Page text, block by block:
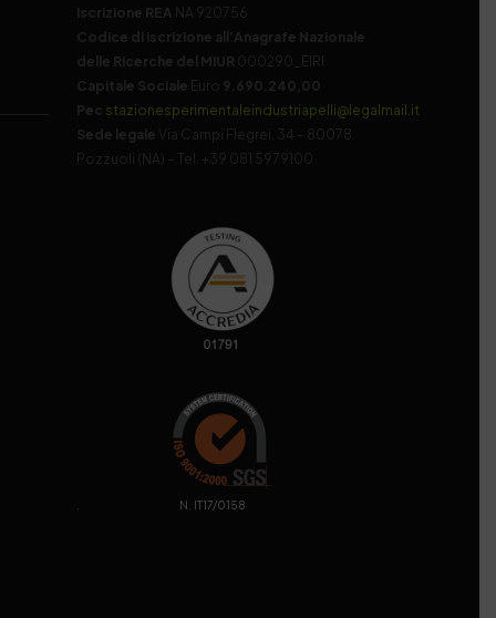
Iscrizione REA NA 920756
Codice di iscrizione all’Anagrafe Nazionale
delle Ricerche del MIUR 000290_EIRI
Capitale Sociale Euro 9.690.240,00
Pec stazionesperimentaleindustriapelli@legalmail.it
Sede legale
Via Campi Flegrei, 34 – 80078
Pozzuoli (NA) – Tel. +39 081 5979100
. N. IT17/0158